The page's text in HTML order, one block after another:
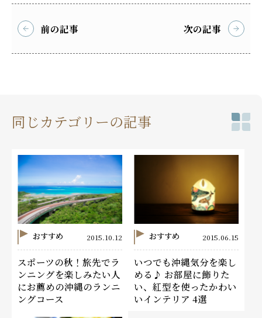
前の記事 次の記事
同じカテゴリーの記事
おすすめ 2015.10.12
スポーツの秋！旅先でラ
ンニングを楽しみたい人
にお薦めの沖縄のランニ
ングコース
おすすめ 2015.06.15
いつでも沖縄気分を楽し
める♪ お部屋に飾りた
い、紅型を使ったかわい
いインテリア 4選